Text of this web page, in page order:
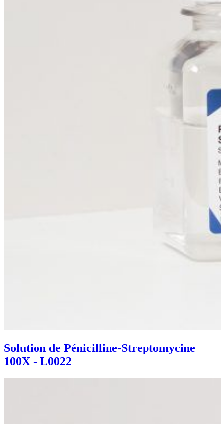
Solution de Pénicilline-Streptomycine
100X - L0022